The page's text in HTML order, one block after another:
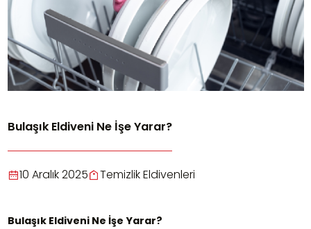
Bulaşık Eldiveni Ne İşe Yarar?
10 Aralık 2025 Temizlik Eldivenleri
Bulaşık Eldiveni Ne İşe Yarar?